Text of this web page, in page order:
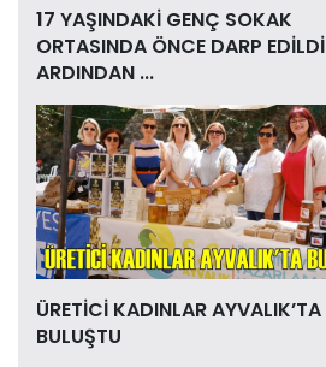
17 YAŞINDAKİ GENÇ SOKAK
ORTASINDA ÖNCE DARP EDİLDİ
ARDINDAN ...
ÜRETİCİ KADINLAR AYVALIK’TA
BULUŞTU